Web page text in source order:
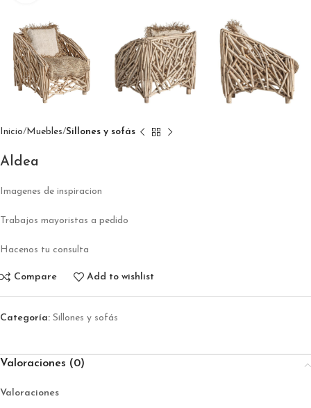
Inicio Muebles Sillones y sofás
Aldea
Imagenes de inspiracion
Trabajos mayoristas a pedido
Hacenos tu consulta
Compare Add to wishlist
Categoría: Sillones y sofás
Valoraciones (0)
Valoraciones